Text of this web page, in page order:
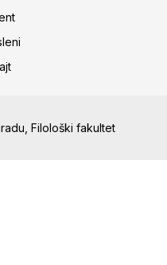
Filološki fakultet